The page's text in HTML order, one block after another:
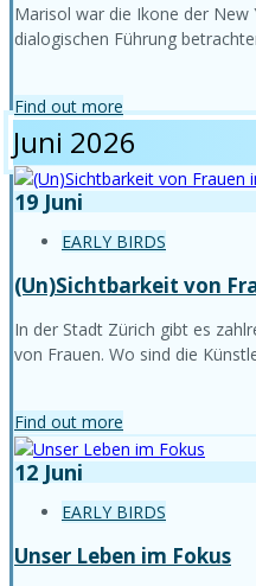
Marisol war die Ikone der
dialogischen Führung
Find out more
Juni 2026
19 Juni
EARLY BIRDS
(Un)Sichtbarkeit von
In der Stadt Zürich gibt es
von Frauen. Wo sind die
Find out more
12 Juni
EARLY BIRDS
Unser Leben im Fokus